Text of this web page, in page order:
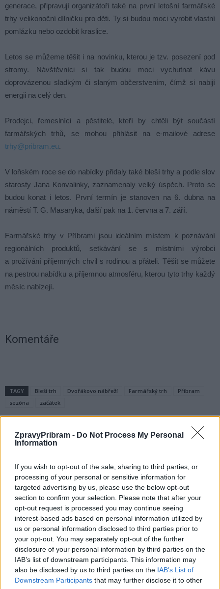
ZpravyPribram - Do Not Process My Personal
Information
If you wish to opt-out of the sale, sharing to third parties, or
processing of your personal or sensitive information for
targeted advertising by us, please use the below opt-out
section to confirm your selection. Please note that after your
opt-out request is processed you may continue seeing
interest-based ads based on personal information utilized by
us or personal information disclosed to third parties prior to
your opt-out. You may separately opt-out of the further
disclosure of your personal information by third parties on the
IAB’s list of downstream participants. This information may
also be disclosed by us to third parties on the IAB’s List of
Downstream Participants that may further disclose it to other
generace, připravují organizátoři také na první letošní farmářské
trhy velikonoční dílničku pro děti. Ty si budou moci vyrobit vlastní
pomlázku nebo ozdobit kraslice.
Letos se můžeme těšit i na novinku, kterou je tzv. posezení pod
stromy. Návštěvníci si tak budou moci vychutnat kávu
doprovázenou sladkým či slaným občerstvením, čímž si nabijí
energii na celý den.
Prodejci, řemeslníci a pěstitelé, kteří by chtěli být součástí
farmářských trhů, se mohou přihlásit na e-mailové adrese
trhy@pribram.eu.
V loňském roce se do nabídky přidaly také bleší trhy a podle slov
starosty Jana Konvalinky, zaznamenaly velký úspěch. Proto se
budou konat i letos. První termín je stanoven na 6. dubna na
náměstí T. G. Masaryka, další pak na 1. června a 7. září.
Farmářské trhy v Příbrami jsou ideálním místem k poznávání
regionálních produktů, setkávání se s místními výrobci
a prožívání příjemných chvil s rodinou a přáteli. Těšit se můžete
na pestrou nabídku a příjemnou atmosféru, kterou tyto trhy každý
měsíc nabízejí.
Komentáře
TAGY Bleší trh Dvořákovo nábřeží Farmářský trh
Příbram
sezóna
začátek
Zastupitelé budou dnes jednat
především o dotacích
Následující článek
O jarních prázdninách se
policisté na Příbramsku zaměřili
na dodržování rychlosti
SOUVISEJÍCÍ ČLÁNKY